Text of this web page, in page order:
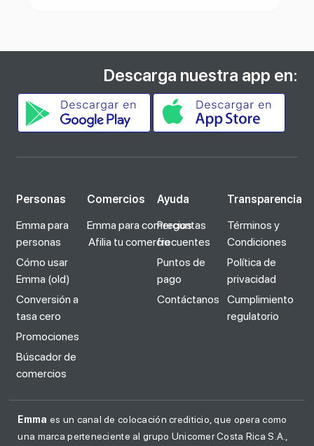
Descarga nuestra app en:
Personas
Emma para
personas
Cómo usar
Emma (old)
Conversión a
tasa cero
Promociones
Búscador de
comercios
Comercios
Emma para comercios
Afilia tu comercio
Ayuda
Preguntas
frecuentes
Puntos de
pago
Contáctanos
Transparencia
Términos y
Condiciones
Política de
privacidad
Cumplimiento
regulatorio
Emma es un canal de colocación crediticio, que opera como
una marca perteneciente al grupo Unicomer Costa Rica S.A.,